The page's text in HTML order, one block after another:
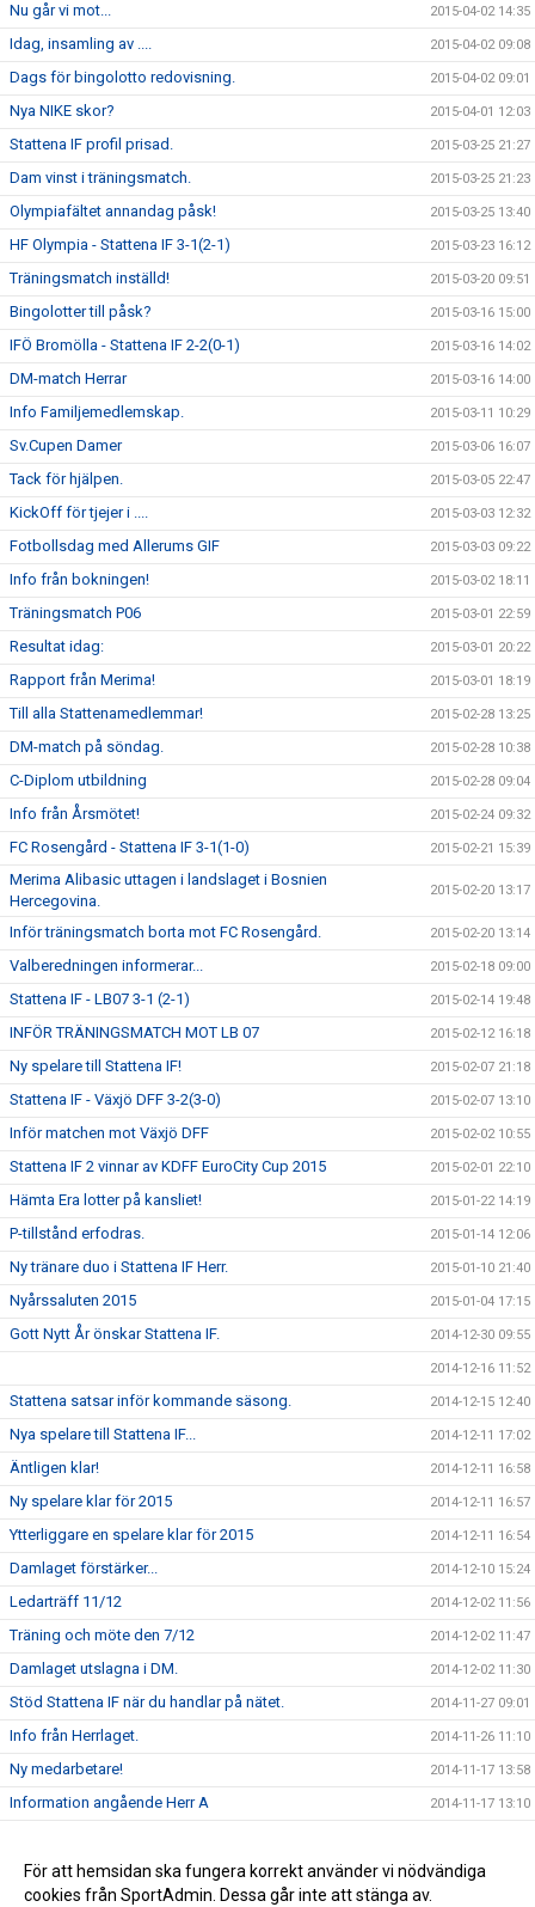
Nu går vi mot... 2015-04-02 14:35
Idag, insamling av .... 2015-04-02 09:08
Dags för bingolotto redovisning. 2015-04-02 09:01
Nya NIKE skor? 2015-04-01 12:03
Stattena IF profil prisad. 2015-03-25 21:27
Dam vinst i träningsmatch. 2015-03-25 21:23
Olympiafältet annandag påsk! 2015-03-25 13:40
HF Olympia - Stattena IF 3-1(2-1) 2015-03-23 16:12
Träningsmatch inställd! 2015-03-20 09:51
Bingolotter till påsk? 2015-03-16 15:00
IFÖ Bromölla - Stattena IF 2-2(0-1) 2015-03-16 14:02
DM-match Herrar 2015-03-16 14:00
Info Familjemedlemskap. 2015-03-11 10:29
Sv.Cupen Damer 2015-03-06 16:07
Tack för hjälpen. 2015-03-05 22:47
KickOff för tjejer i .... 2015-03-03 12:32
Fotbollsdag med Allerums GIF 2015-03-03 09:22
Info från bokningen! 2015-03-02 18:11
Träningsmatch P06 2015-03-01 22:59
Resultat idag: 2015-03-01 20:22
Rapport från Merima! 2015-03-01 18:19
Till alla Stattenamedlemmar! 2015-02-28 13:25
DM-match på söndag. 2015-02-28 10:38
C-Diplom utbildning 2015-02-28 09:04
Info från Årsmötet! 2015-02-24 09:32
FC Rosengård - Stattena IF 3-1(1-0) 2015-02-21 15:39
Merima Alibasic uttagen i landslaget i Bosnien
Hercegovina.
2015-02-20 13:17
Inför träningsmatch borta mot FC Rosengård. 2015-02-20 13:14
Valberedningen informerar... 2015-02-18 09:00
Stattena IF - LB07 3-1 (2-1) 2015-02-14 19:48
INFÖR TRÄNINGSMATCH MOT LB 07 2015-02-12 16:18
Ny spelare till Stattena IF! 2015-02-07 21:18
Stattena IF - Växjö DFF 3-2(3-0) 2015-02-07 13:10
Inför matchen mot Växjö DFF 2015-02-02 10:55
Stattena IF 2 vinnar av KDFF EuroCity Cup 2015 2015-02-01 22:10
Hämta Era lotter på kansliet! 2015-01-22 14:19
P-tillstånd erfodras. 2015-01-14 12:06
Ny tränare duo i Stattena IF Herr. 2015-01-10 21:40
Nyårssaluten 2015 2015-01-04 17:15
Gott Nytt År önskar Stattena IF. 2014-12-30 09:55
2014-12-16 11:52
Stattena satsar inför kommande säsong. 2014-12-15 12:40
Nya spelare till Stattena IF... 2014-12-11 17:02
Äntligen klar! 2014-12-11 16:58
Ny spelare klar för 2015 2014-12-11 16:57
Ytterliggare en spelare klar för 2015 2014-12-11 16:54
Damlaget förstärker... 2014-12-10 15:24
Ledarträff 11/12 2014-12-02 11:56
Träning och möte den 7/12 2014-12-02 11:47
Damlaget utslagna i DM. 2014-12-02 11:30
Stöd Stattena IF när du handlar på nätet. 2014-11-27 09:01
Info från Herrlaget. 2014-11-26 11:10
Ny medarbetare! 2014-11-17 13:58
Information angående Herr A 2014-11-17 13:10
Stöd Stattena IF:s ungdomar genom Svenska Spel 2014-02-03 08:30
Stattena IF på väg mot toppen
För att hemsidan ska fungera korrekt använder vi nödvändiga
cookies från SportAdmin. Dessa går inte att stänga av.